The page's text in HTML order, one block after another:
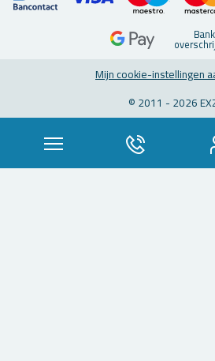
Bank
Mijn coo­kie-in­stel­lin­gen
© 2011 - 2026